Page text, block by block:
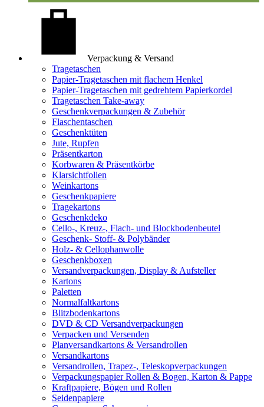
Verpackung & Versand
Tragetaschen
Papier-Tragetaschen mit flachem Henkel
Papier-Tragetaschen mit gedrehtem Papierkordel
Tragetaschen Take-away
Geschenkverpackungen & Zubehör
Flaschentaschen
Geschenktüten
Jute, Rupfen
Präsentkarton
Korbwaren & Präsentkörbe
Klarsichtfolien
Weinkartons
Geschenkpapiere
Tragekartons
Geschenkdeko
Cello-, Kreuz-, Flach- und Blockbodenbeutel
Geschenk- Stoff- & Polybänder
Holz- & Cellophanwolle
Geschenkboxen
Versandverpackungen, Display & Aufsteller
Kartons
Paletten
Normalfaltkartons
Blitzbodenkartons
DVD & CD Versandverpackungen
Verpacken und Versenden
Planversandkartons & Versandrollen
Versandkartons
Versandrollen, Trapez-, Teleskopverpackungen
Verpackungspapier Rollen & Bogen, Karton & Pappe
Kraftpapiere, Bögen und Rollen
Seidenpapiere